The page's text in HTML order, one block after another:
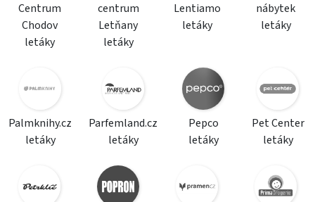
Centrum
Chodov
letáky
centrum
Letňany
letáky
Lentiamo
letáky
nábytek
letáky
Palmknihy.cz
letáky
Parfemland.cz
letáky
Pepco
letáky
Pet Center
letáky